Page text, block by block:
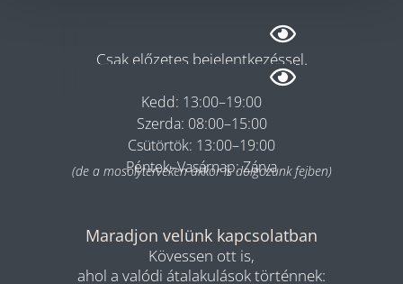
Csak előzetes bejelentkezéssel.
Kedd: 13:00–19:00
Szerda: 08:00–15:00
Csütörtök: 13:00–19:00
Péntek–Vasárnap: Zárva
(de a mosolyterveken akkor is dolgozunk fejben)
Maradjon velünk kapcsolatban
Kövessen ott is,
ahol a valódi átalakulások történnek: